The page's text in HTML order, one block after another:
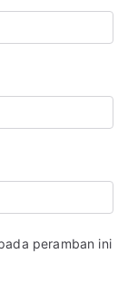
peramban ini